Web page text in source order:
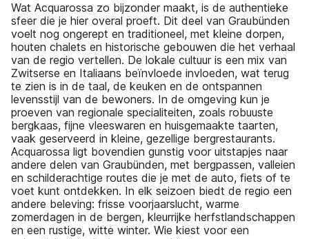
Wat Acquarossa zo bijzonder maakt, is de authentieke
sfeer die je hier overal proeft. Dit deel van Graubünden
voelt nog ongerept en traditioneel, met kleine dorpen,
houten chalets en historische gebouwen die het verhaal
van de regio vertellen. De lokale cultuur is een mix van
Zwitserse en Italiaans beïnvloede invloeden, wat terug
te zien is in de taal, de keuken en de ontspannen
levensstijl van de bewoners. In de omgeving kun je
proeven van regionale specialiteiten, zoals robuuste
bergkaas, fijne vleeswaren en huisgemaakte taarten,
vaak geserveerd in kleine, gezellige bergrestaurants.
Acquarossa ligt bovendien gunstig voor uitstapjes naar
andere delen van Graubünden, met bergpassen, valleien
en schilderachtige routes die je met de auto, fiets of te
voet kunt ontdekken. In elk seizoen biedt de regio een
andere beleving: frisse voorjaarslucht, warme
zomerdagen in de bergen, kleurrijke herfstlandschappen
en een rustige, witte winter. Wie kiest voor een